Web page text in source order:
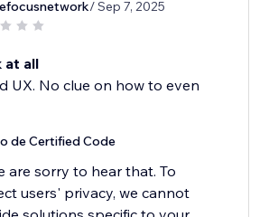
/ Sep 7, 2025
at all
UX. No clue on how to even
de Certified Code
are sorry to hear that. To
users' privacy, we cannot